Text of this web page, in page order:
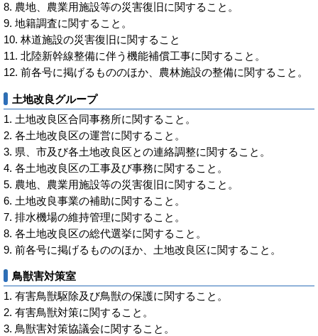
農地、農業用施設等の災害復旧に関すること。
地籍調査に関すること。
林道施設の災害復旧に関すること
北陸新幹線整備に伴う機能補償工事に関すること。
前各号に掲げるもののほか、農林施設の整備に関すること。
土地改良グループ
土地改良区合同事務所に関すること。
各土地改良区の運営に関すること。
県、市及び各土地改良区との連絡調整に関すること。
各土地改良区の工事及び事務に関すること。
農地、農業用施設等の災害復旧に関すること。
土地改良事業の補助に関すること。
排水機場の維持管理に関すること。
各土地改良区の総代選挙に関すること。
前各号に掲げるもののほか、土地改良区に関すること。
鳥獣害対策室
有害鳥獣駆除及び鳥獣の保護に関すること。
有害鳥獣対策に関すること。
鳥獣害対策協議会に関すること。